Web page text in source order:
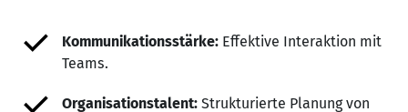
Kommunikationsstärke: Effektive Interaktion mit
Teams.
Organisationstalent: Strukturierte Planung von